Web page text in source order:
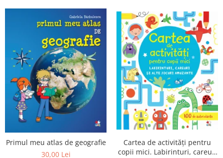
Editura Corint
Editura Frontiera
Editura Gama
Editura Kreativ
Editura Litera
Editura Lizuka Educativ
Editura Nemira
Editura Nomina
Editura Pandora M
Editura Portocala Albastră
Primul meu atlas de geografie
30,00 Lei
Cartea de activități pentru
copii mici. Labirinturi, careuri